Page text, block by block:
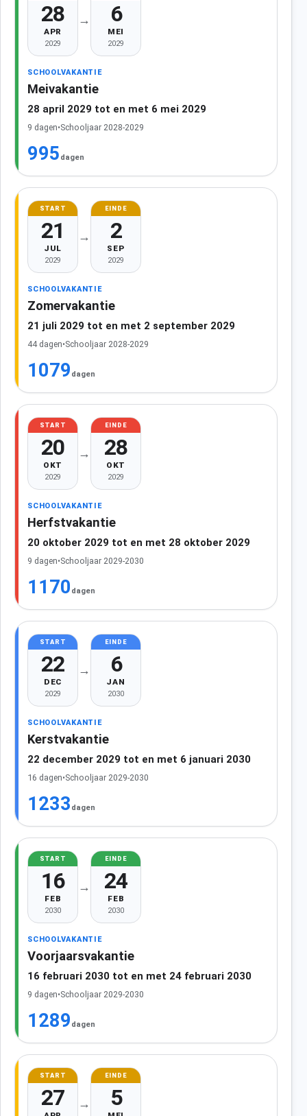
28
APR
2029
→ 6
MEI
2029
SCHOOLVAKANTIE
Meivakantie
28 april 2029 tot en met 6 mei 2029
9 dagen•Schooljaar 2028-2029
995 dagen
START
21
JUL
2029
→
EINDE
2
SEP
2029
SCHOOLVAKANTIE
Zomervakantie
21 juli 2029 tot en met 2 september 2029
44 dagen•Schooljaar 2028-2029
1079 dagen
START
20
OKT
2029
→
EINDE
28
OKT
2029
SCHOOLVAKANTIE
Herfstvakantie
20 oktober 2029 tot en met 28 oktober 2029
9 dagen•Schooljaar 2029-2030
1170 dagen
START
22
DEC
2029
→
EINDE
6
JAN
2030
SCHOOLVAKANTIE
Kerstvakantie
22 december 2029 tot en met 6 januari 2030
16 dagen•Schooljaar 2029-2030
1233 dagen
START
16
FEB
2030
→
EINDE
24
FEB
2030
SCHOOLVAKANTIE
Voorjaarsvakantie
16 februari 2030 tot en met 24 februari 2030
9 dagen•Schooljaar 2029-2030
1289 dagen
START
27 →
EINDE
5